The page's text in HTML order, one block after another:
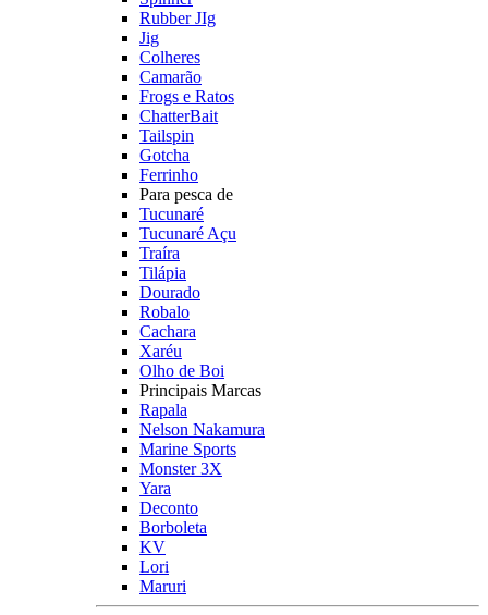
Rubber JIg
Jig
Colheres
Camarão
Frogs e Ratos
ChatterBait
Tailspin
Gotcha
Ferrinho
Para pesca de
Tucunaré
Tucunaré Açu
Traíra
Tilápia
Dourado
Robalo
Cachara
Xaréu
Olho de Boi
Principais Marcas
Rapala
Nelson Nakamura
Marine Sports
Monster 3X
Yara
Deconto
Borboleta
KV
Lori
Maruri